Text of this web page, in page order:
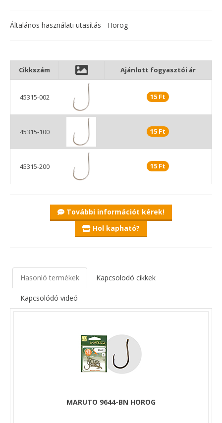
Általános használati utasítás - Horog
Cikkszám Ajánlott fogyasztói ár
45315-002 15 Ft
45315-100 15 Ft
45315-200 15 Ft
További információt kérek!
Hol kapható?
Hasonló termékek Kapcsolodó cikkek
Kapcsolódó videó
MARUTO 9644-BN HOROG